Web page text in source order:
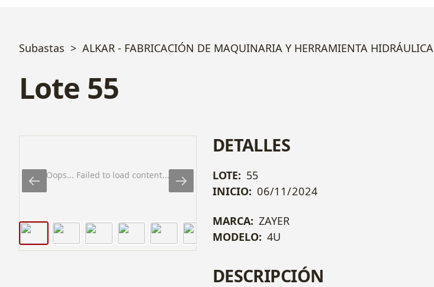
Subastas ALKAR - FABRICACIÓN DE MAQUINARIA Y HERRAMIENTA HIDRÁULICA
Lote 55
Oops... Failed to load content...
DETALLES
LOTE: 55
INICIO: 06/11/2024
MARCA: ZAYER
MODELO: 4U
DESCRIPCIÓN